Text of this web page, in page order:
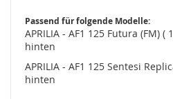
Passend für folgende Modelle:
APRILIA - AF1 125 Futura (FM) (
hinten
APRILIA - AF1 125 Sentesi
hinten